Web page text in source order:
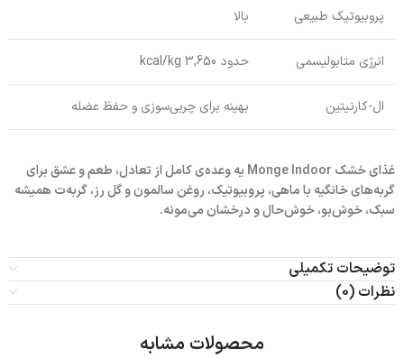
پروبیوتیک طبیعی بالا
انرژی متابولیسمی حدود 3,650 kcal/kg
ال-کارنیتین بهینه برای چربی‌سوزی و حفظ عضله
غذای خشک Monge Indoor یه وعده‌ی کامل از تعادل، طعم و عشق برای
گربه‌های خانگیه با ماهی، پروبیوتیک، روغن سالمون و گل رز، گربه‌ت همیشه
سبک، خوش‌بو، خوش‌حال و درخشان می‌مونه.
توضیحات تکمیلی
نظرات (0)
محصولات مشابه